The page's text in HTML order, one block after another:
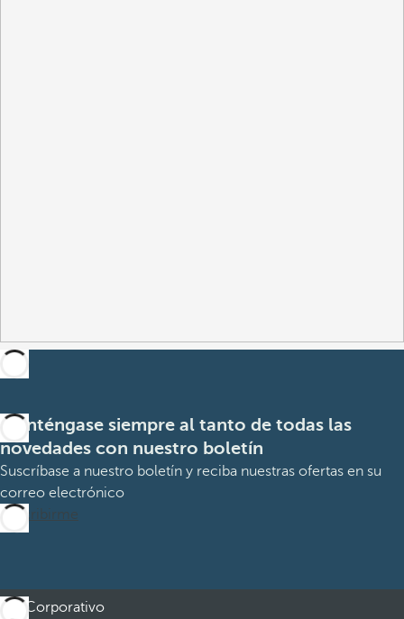
Manténgase siempre al tanto de todas las
novedades con nuestro boletín
Suscríbase a nuestro boletín y reciba nuestras ofertas en su
correo electrónico
Suscribirme
Corporativo